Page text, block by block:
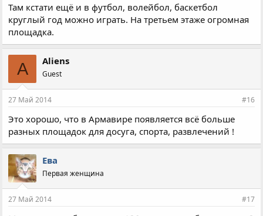
Там кстати ещё и в футбол, волейбол, баскетбол
круглый год можно играть. На третьем этаже огромная
площадка.
A Aliens
Guest
27 Май 2014 #16
Это хорошо, что в Армавире появляется всё больше
разных площадок для досуга, спорта, развлечений !
Ева
Первая женщина
27 Май 2014 #17